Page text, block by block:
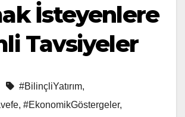
İsteyenlere
Tavsiyeler
#BilinçliYatırım,
, #EkonomikGöstergeler,